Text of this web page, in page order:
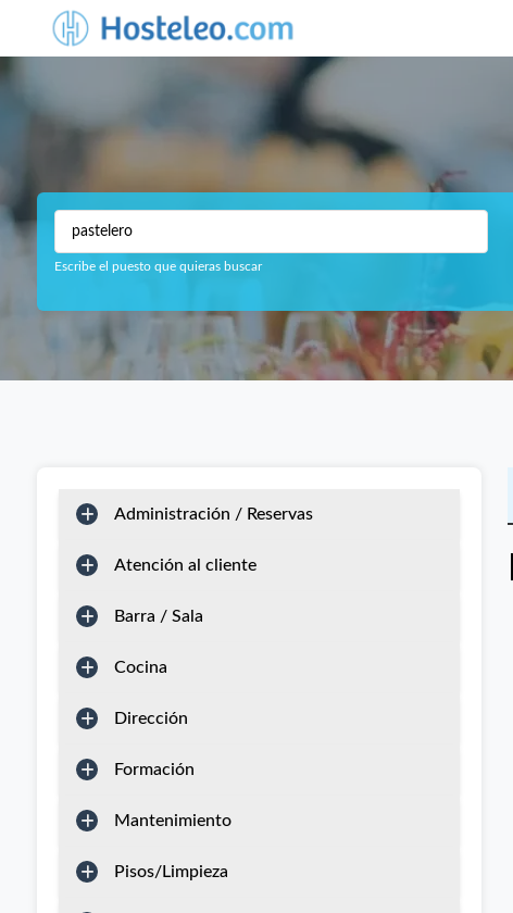
Escribe el puesto que quieras buscar
Administración / Reservas
Atención al cliente
Barra / Sala
Cocina
Dirección
Formación
Mantenimiento
Pisos/Limpieza